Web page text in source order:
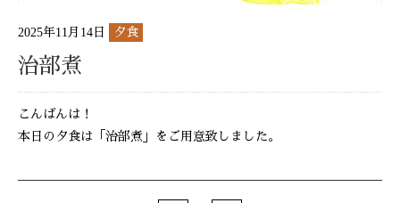
2025年11月14日 夕食
治部煮
こんばんは！
本日の夕食は「治部煮」をご用意致しました。